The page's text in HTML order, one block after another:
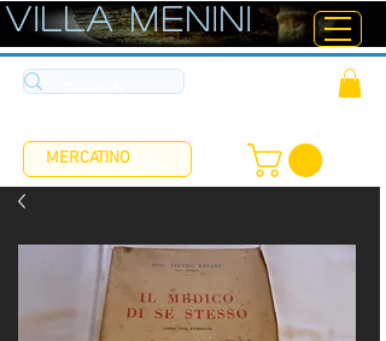
ViLLA MENINI
MERCATINO